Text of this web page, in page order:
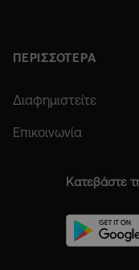
ΠΕΡΙΣΣΟΤΕΡΑ
Διαφημιστείτε
Επικοινωνία
Κατεβάστε